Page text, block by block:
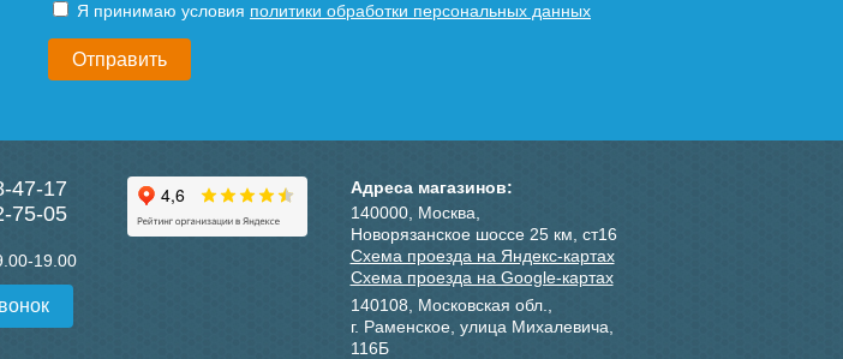
Я принимаю условия политики обработки персональных данных
47-17
75-05
19.00
Адреса магазинов:
140000, Москва,
Новорязанское шоссе 25 км, ст16
Схема проезда на Яндекс-картах
Схема проезда на Google-картах
140108, Московская обл.,
г. Раменское, улица Михалевича,
116Б